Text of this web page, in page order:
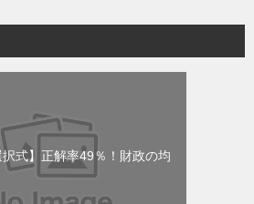
択式】正解率49％！財政の均